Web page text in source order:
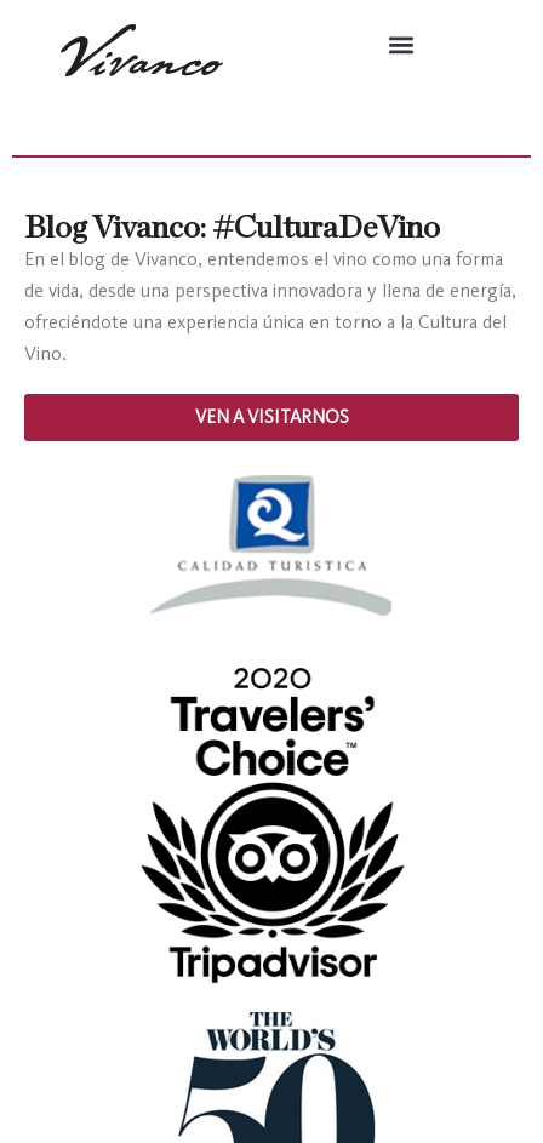
Blog Vivanco: #CulturaDeVino
En el blog de Vivanco, entendemos el vino como una forma
de vida, desde una perspectiva innovadora y llena de energía,
ofreciéndote una experiencia única en torno a la Cultura del
Vino.
VEN A VISITARNOS